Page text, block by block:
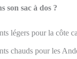
son sac à dos ?
légers pour la côte
chauds pour les